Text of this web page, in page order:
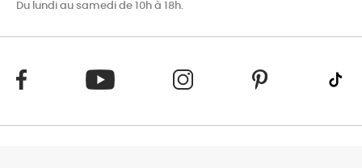
Du lundi au samedi de 10h à 18h.